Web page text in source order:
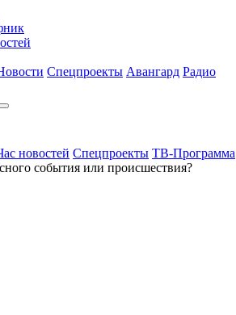
Спецпроекты Авангард Радио
новостей Спецпроекты ТВ-Программа
события или происшествия?